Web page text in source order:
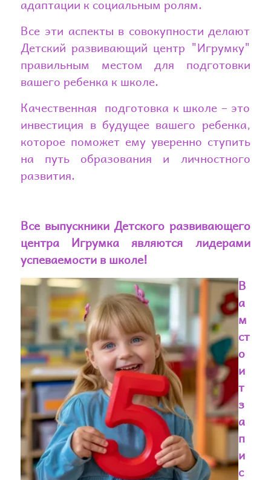
Все эти аспекты в совокупности делают
Детский развивающий центр "Игрумку"
правильным местом для подготовки
вашего ребенка к школе.
Качественная подготовка к школе – это
инвестиция в будущее вашего ребенка,
которое поможет ему уверенно ступить
на путь образования и личностного
развития.
Все выпускники Детского развивающего
центра Игрумка являются лидерами
успеваемости в школе!
В
а
м
ст
о
и
т
з
а
п
и
с